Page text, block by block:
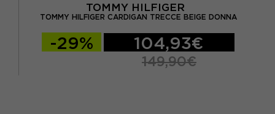
TOMMY HILFIGER
TOMMY HILFIGER CARDIGAN TRECCE BEIGE DONNA
-29% 104,93€
149,90€